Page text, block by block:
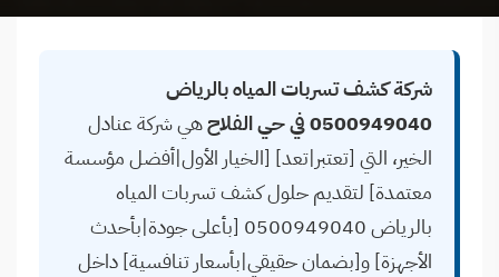
شركة كشف تسربات المياه بالرياض
0500949040 في حي الفلاح
هي شركة عنادل
الخير، التي [تعتبر|تعد] [الخيار الأول|أفضل مؤسسة
معتمدة] لتقديم حلول كشف تسربات المياه
بالرياض 0500949040 [بأعلى جودة|بأحدث
الأجهزة] و[بضمان حقيقي|بأسعار تنافسية] داخل